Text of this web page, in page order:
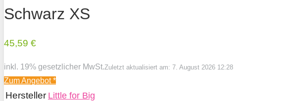
Schwarz XS
45,59 €
inkl. 19% gesetzlicher MwSt.Zuletzt aktualisiert am: 7. August 2026 12:28
Zum Angebot*
Hersteller Little for Big